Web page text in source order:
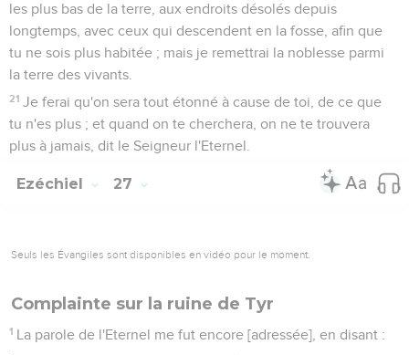
les plus bas de la terre, aux endroits désolés depuis
longtemps, avec ceux qui descendent en la fosse, afin que
tu ne sois plus habitée ; mais je remettrai la noblesse parmi
la terre des vivants.
21 Je ferai qu'on sera tout étonné à cause de toi, de ce que
tu n'es plus ; et quand on te cherchera, on ne te trouvera
plus à jamais, dit le Seigneur l'Eternel.
Ezéchiel 27
Seuls les Évangiles sont disponibles en vidéo pour le moment.
Complainte sur la ruine de Tyr
1 La parole de l'Eternel me fut encore [adressée], en disant :